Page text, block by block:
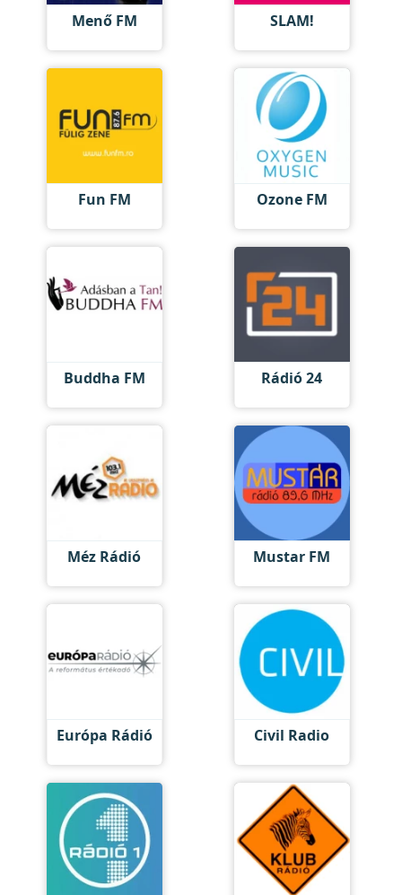
Menő FM SLAM!
Fun FM Ozone FM
Buddha FM Rádió 24
Méz Rádió Mustar FM
Európa Rádió Civil Radio